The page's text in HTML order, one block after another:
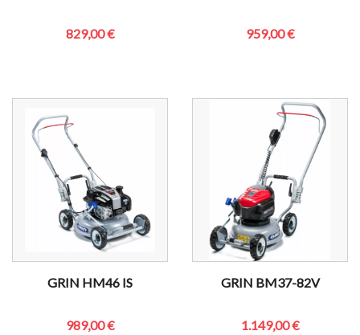
829,00 € 959,00 €
GRIN HM46 IS
989,00 €
GRIN BM37-82V
1.149,00 €